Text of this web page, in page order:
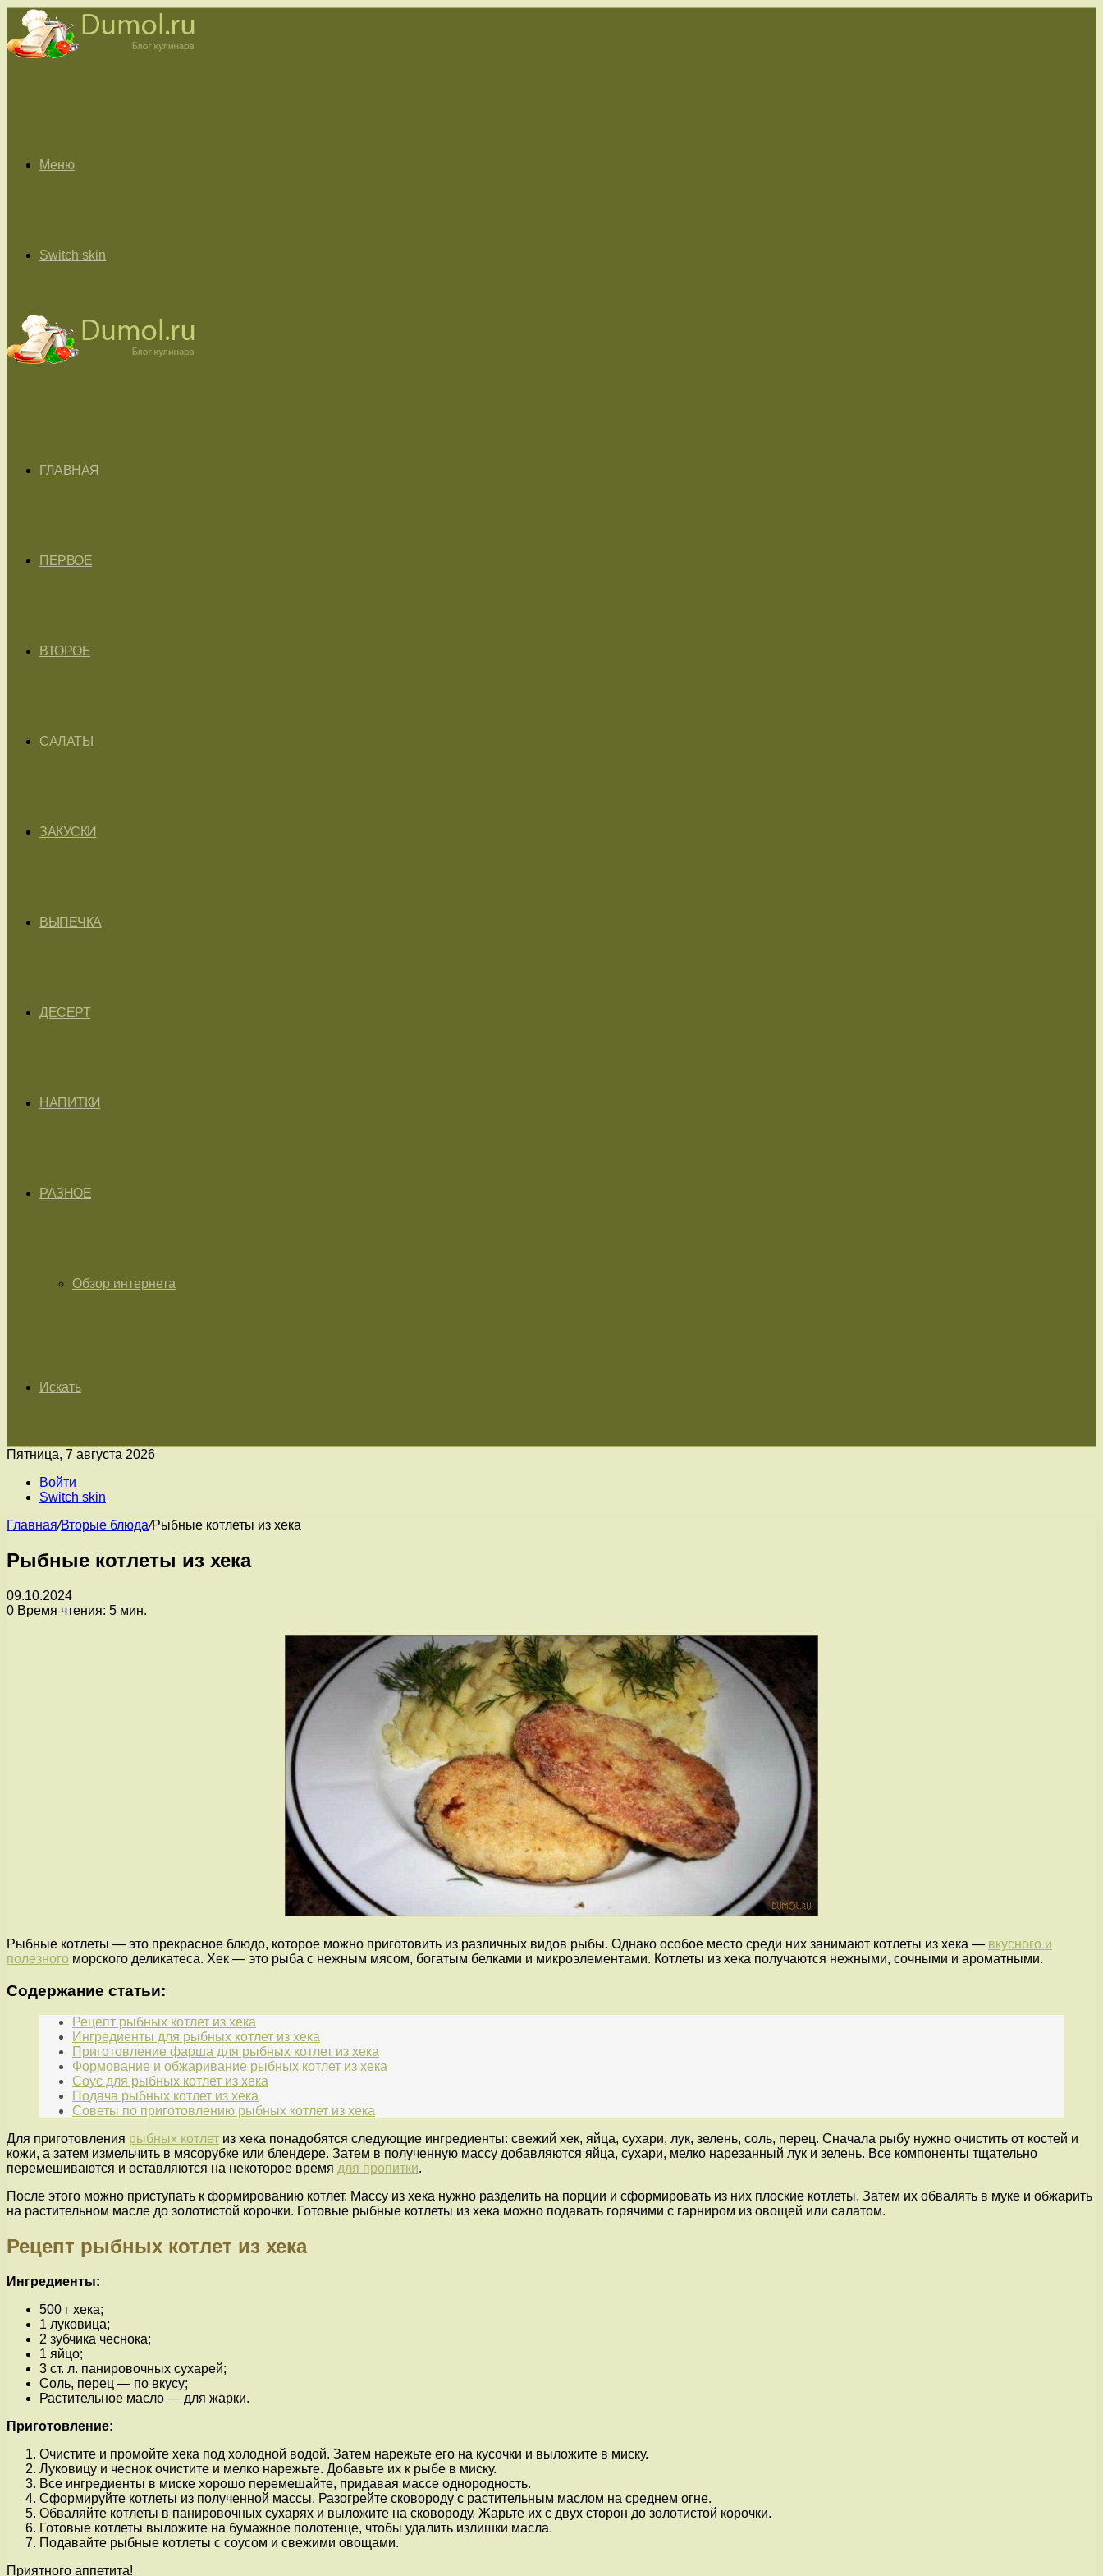
Меню
Switch skin
ГЛАВНАЯ
ПЕРВОЕ
ВТОРОЕ
САЛАТЫ
ЗАКУСКИ
ВЫПЕЧКА
ДЕСЕРТ
НАПИТКИ
РАЗНОЕ
Обзор интернета
Искать
Пятница, 7 августа 2026
Войти
Switch skin
Главная/Вторые блюда/Рыбные котлеты из хека
Рыбные котлеты из хека
09.10.2024
0 Время чтения: 5 мин.
Рыбные котлеты — это прекрасное блюдо, которое можно приготовить из различных видов рыбы. Однако особое место среди них занимают котлеты из хека — вкусного и
полезного морского деликатеса. Хек — это рыба с нежным мясом, богатым белками и микроэлементами. Котлеты из хека получаются нежными, сочными и ароматными.
Содержание статьи:
Рецепт рыбных котлет из хека
Ингредиенты для рыбных котлет из хека
Приготовление фарша для рыбных котлет из хека
Формование и обжаривание рыбных котлет из хека
Соус для рыбных котлет из хека
Подача рыбных котлет из хека
Советы по приготовлению рыбных котлет из хека
Для приготовления рыбных котлет из хека понадобятся следующие ингредиенты: свежий хек, яйца, сухари, лук, зелень, соль, перец. Сначала рыбу нужно очистить от костей и
кожи, а затем измельчить в мясорубке или блендере. Затем в полученную массу добавляются яйца, сухари, мелко нарезанный лук и зелень. Все компоненты тщательно
перемешиваются и оставляются на некоторое время для пропитки.
После этого можно приступать к формированию котлет. Массу из хека нужно разделить на порции и сформировать из них плоские котлеты. Затем их обвалять в муке и обжарить
на растительном масле до золотистой корочки. Готовые рыбные котлеты из хека можно подавать горячими с гарниром из овощей или салатом.
Рецепт рыбных котлет из хека
Ингредиенты:
500 г хека;
1 луковица;
2 зубчика чеснока;
1 яйцо;
3 ст. л. панировочных сухарей;
Соль, перец — по вкусу;
Растительное масло — для жарки.
Приготовление:
Очистите и промойте хека под холодной водой. Затем нарежьте его на кусочки и выложите в миску.
Луковицу и чеснок очистите и мелко нарежьте. Добавьте их к рыбе в миску.
Все ингредиенты в миске хорошо перемешайте, придавая массе однородность.
Сформируйте котлеты из полученной массы. Разогрейте сковороду с растительным маслом на среднем огне.
Обваляйте котлеты в панировочных сухарях и выложите на сковороду. Жарьте их с двух сторон до золотистой корочки.
Готовые котлеты выложите на бумажное полотенце, чтобы удалить излишки масла.
Подавайте рыбные котлеты с соусом и свежими овощами.
Приятного аппетита!